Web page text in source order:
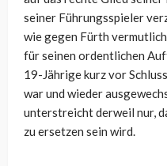
seiner Führungsspieler
wie gegen Fürth
für seinen ordentlichen
19-Jährige kurz vor
war und wieder
unterstreicht derweil nur,
zu ersetzen sein wird.